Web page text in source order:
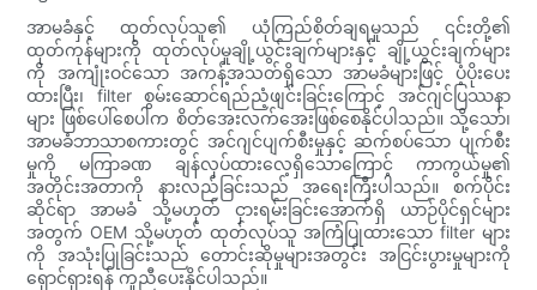
အာမခံနှင့် ထုတ်လုပ်သူ၏ ယုံကြည်စိတ်ချရမှုသည် ၎င်းတို့၏
ထုတ်ကုန်များကို ထုတ်လုပ်မှုချို့ယွင်းချက်များနှင့် ချို့ယွင်းချက်များ
ကို အကျုံးဝင်သော အကန့်အသတ်ရှိသော အာမခံများဖြင့် ပံ့ပိုးပေး
ထားပြီး၊ filter စွမ်းဆောင်ရည်ညံ့ဖျင်းခြင်းကြောင့် အင်ဂျင်ပြဿနာ
များ ဖြစ်ပေါ်စေပါက စိတ်အေးလက်အေးဖြစ်စေနိုင်ပါသည်။ သို့သော်၊
အာမခံဘာသာစကားတွင် အင်ဂျင်ပျက်စီးမှုနှင့် ဆက်စပ်သော ပျက်စီး
မှုကို မကြာခဏ ချန်လှပ်ထားလေ့ရှိသောကြောင့် ကာကွယ်မှု၏
အတိုင်းအတာကို နားလည်ခြင်းသည် အရေးကြီးပါသည်။ စက်ပိုင်း
ဆိုင်ရာ အာမခံ သို့မဟုတ် ငှားရမ်းခြင်းအောက်ရှိ ယာဉ်ပိုင်ရှင်များ
အတွက် OEM သို့မဟုတ် ထုတ်လုပ်သူ အကြံပြုထားသော filter များ
ကို အသုံးပြုခြင်းသည် တောင်းဆိုမှုများအတွင်း အငြင်းပွားမှုများကို
ရှောင်ရှားရန် ကူညီပေးနိုင်ပါသည်။